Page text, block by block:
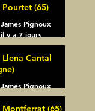
Pourtet (65)
James Pignoux
il y a 7 jours
Llena Cantal
James Pignoux
30 juil.
Montferrat (65)